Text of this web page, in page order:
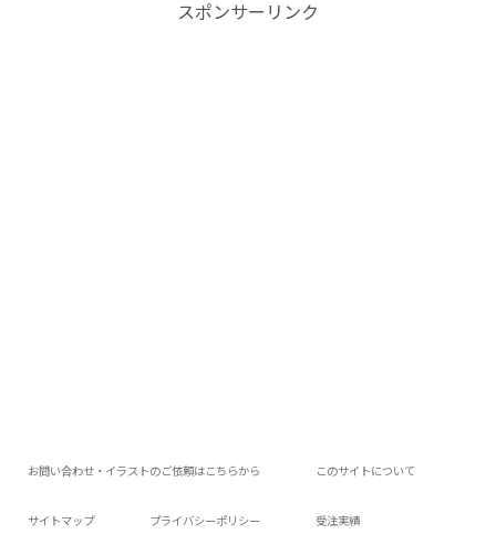
スポンサーリンク
お問い合わせ・イラストのご依頼はこちらから このサイトについて
サイトマップ プライバシーポリシー 受注実績